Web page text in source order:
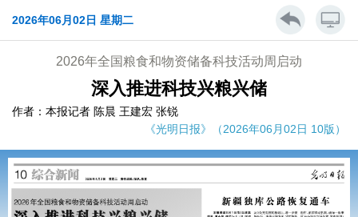
2026年06月02日 星期二
2026年全国粮食和物资储备科技活动周启动
深入推进科技兴粮兴储
作者：本报记者 陈晨 王建宏 张锐
《光明日报》（2026年06月02日 10版）